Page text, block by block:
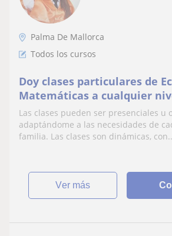
Palma De Mallorca
Todos los cursos
Doy clases particulares de
Matemáticas a cualquier nivel.
experiencia como profesora
y a domicilio
Las clases pueden ser presenciales u
adaptándome a las necesidades de
familia. Las clases son dinámicas,
ver más